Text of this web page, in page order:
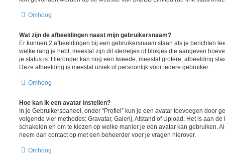
Omhoog
Wat zijn de afbeeldingen naast mijn gebruikersnaam?
Er kunnen 2 afbeeldingen bij een gebruikersnaam staan als je berichten
welke rang je hebt, meestal zijn dit sterretjes of blokjes die aangeven
je status is. Hieronder kan nog een tweede, meestal grotere, afbeelding
Deze afbeelding is meestal uniek of persoonlijk voor iedere gebruiker.
Omhoog
Hoe kan ik een avatar instellen?
In je Gebruikerspaneel, onder “Profiel” kun je een avatar toevoegen door
volgende vier methodes: Gravatar, Galerij, Afstand of Upload. Het is aan
schakelen en om te kiezen op welke manier je een avatar kan gebruiken.
neem dan contact op met een beheerder voor je vragen hierover.
Omhoog